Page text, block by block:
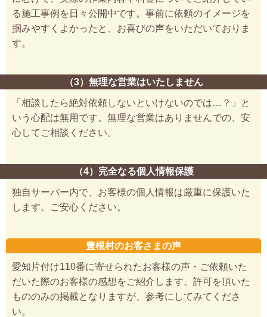
る施工事例を日々公開中です。事前に依頼のイメージを
掴みやすくよかったと、お喜びの声をいただいておりま
す。
（3）無理な営業はいたしません
「相談したら絶対依頼しないといけないのでは…？」と
いう心配は無用です。無理な営業はありませんでの、安
心してご相談ください。
（4）完全なる個人情報保護
独自サーバー内で、お客様の個人情報は厳重に保護いた
します。ご安心ください。
豊根村のお客さまの声
愛知片付け110番に寄せられたお客様の声・ご依頼いた
だいた際のお客様の感想をご紹介します。許可を頂いた
もののみの掲載となりますが、参考にしてみてくださ
い。